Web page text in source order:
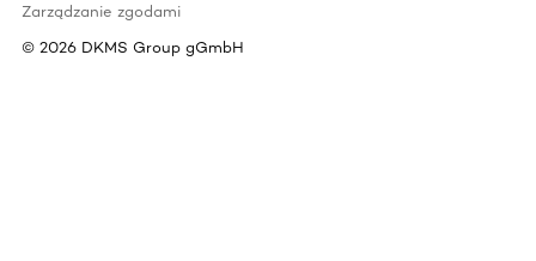
Zarządzanie zgodami
© 2026 DKMS Group gGmbH